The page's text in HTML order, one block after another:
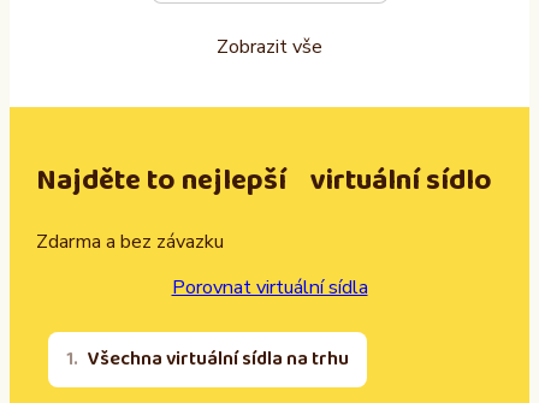
Zobrazit vše
Najděte to nejlepší virtuální sídlo
Zdarma a bez závazku
Porovnat virtuální sídla
Všechna virtuální sídla na trhu